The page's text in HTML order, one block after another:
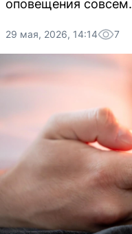
оповещения совсем.
29 мая, 2026, 14:14 7